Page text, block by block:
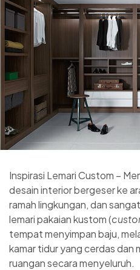
Inspirasi Lemari Custom –
desain interior bergeser ke
ramah lingkungan, dan
lemari pakaian kustom (
tempat menyimpan baju,
kamar tidur yang cerdas
ruangan secara menyeluruh.